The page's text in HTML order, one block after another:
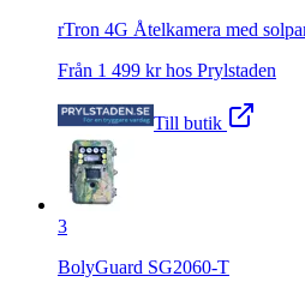
rTron 4G Åtelkamera med
Från 1 499 kr hos Prylstaden
Till butik
3
BolyGuard SG2060-T